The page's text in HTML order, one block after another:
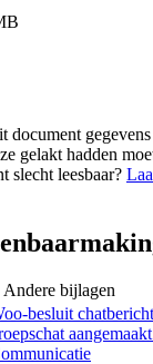
document
gelakt hadden
slecht leesbaar?
Andere bijlagen
besluit